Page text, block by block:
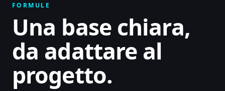
FORMULE
Una base chiara,
da adattare al
progetto.